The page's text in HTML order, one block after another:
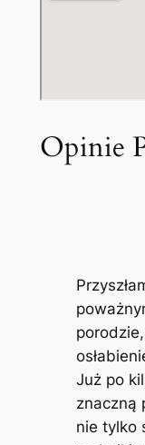
Opinie
Już po
znaczną
nie tylko